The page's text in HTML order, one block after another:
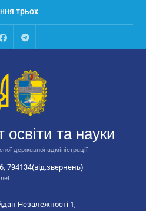
трьох
FacebookTalegram
та науки
державної адміністрації
794134(від.звернень)
Незалежності 1,